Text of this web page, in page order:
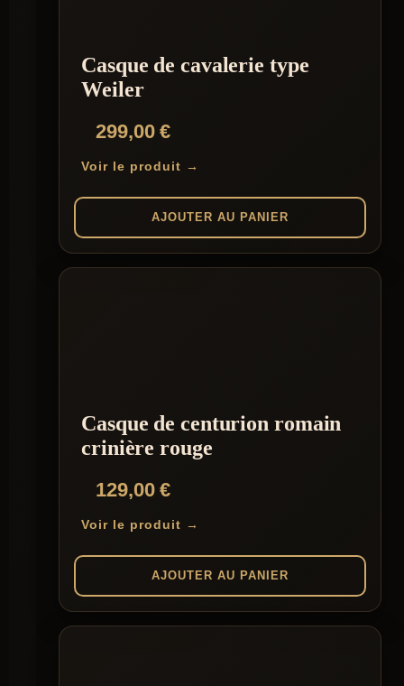
Casque de cavalerie type
Weiler
299,00€
Voir le produit →
AJOUTER AU PANIER
Casque de centurion romain
crinière rouge
129,00€
Voir le produit →
AJOUTER AU PANIER